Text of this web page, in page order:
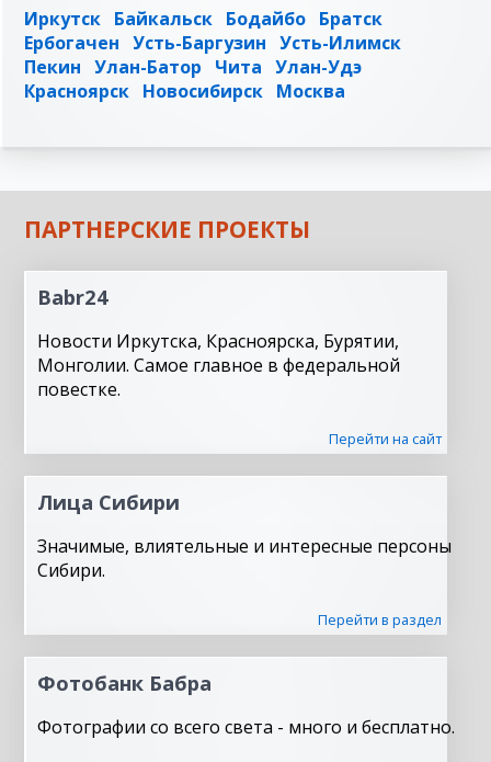
Иркутск Байкальск Бодайбо Братск
Ербогачен Усть-Баргузин Усть-Илимск
Пекин Улан-Батор Чита Улан-Удэ
Красноярск Новосибирск Москва
ПАРТНЕРСКИЕ ПРОЕКТЫ
Babr24
Новости Иркутска, Красноярска, Бурятии,
Монголии. Самое главное в федеральной
повестке.
Перейти на сайт
Лица Сибири
Значимые, влиятельные и интересные персоны
Сибири.
Перейти в раздел
Фотобанк Бабра
Фотографии со всего света - много и бесплатно.